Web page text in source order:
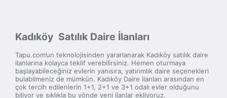
Kadıköy Satılık Daire İlanları
Tapu.com’un teknolojisinden yararlanarak Kadıköy satılık daire
ilanlarına kolayca teklif verebilirsiniz. Hemen oturmaya
başlayabileceğiniz evlerin yanısıra, yatırımlık daire seçenekleri
bulabilmeniz de mümkün. Kadıköy Daire ilanları arasından en
çok tercih edilenlerin 1+1, 2+1 ve 3+1 odalı evler olduğunu
biliyor ve sıklıkla bu yönde yeni ilanlar ekliyoruz.